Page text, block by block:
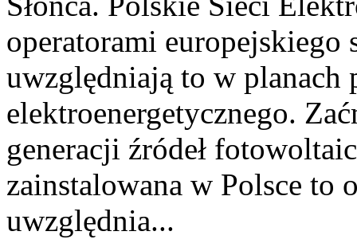
operatorami europejskiego
uwzględniają to w planach
elektroenergetycznego.
generacji źródeł
zainstalowana w Polsce to
uwzględnia...